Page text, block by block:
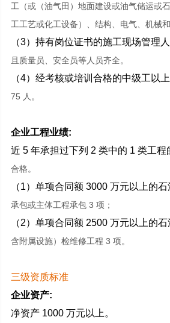
工（或（油气田）地面建设或油气储运或
工工艺或化工设备）、结构、电气、机械
（3）持有岗位证书的施工现场管理
且质量员、安全员等人员齐全。
（4）经考核或培训合格的中级工以
75 人。
企业工程业绩:
近 5 年承担过下列 2 类中的 1 类工
合格。
（1）单项合同额 3000 万元以上的
承包或主体工程承包 3 项；
（2）单项合同额 2500 万元以上的
含附属设施）检维修工程 3 项。
三级资质标准
企业资产:
净资产 1000 万元以上。